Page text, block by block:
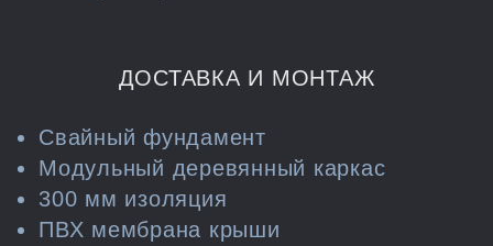
ДОСТАВКА И МОНТАЖ
Свайный фундамент
Модульный деревянный каркас
300 мм изоляция
ПВХ мембрана крыши